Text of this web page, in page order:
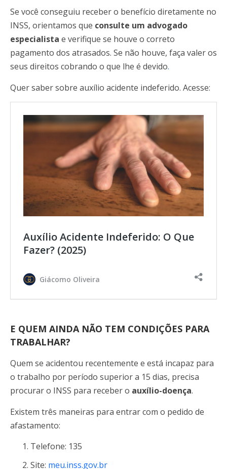
Se você conseguiu receber o benefício diretamente no
INSS, orientamos que consulte um advogado
especialista e verifique se houve o correto
pagamento dos atrasados. Se não houve, faça valer os
seus direitos cobrando o que lhe é devido.
Quer saber sobre auxílio acidente indeferido. Acesse:
Auxílio Acidente Indeferido: O Que
Fazer? (2025)
Giácomo Oliveira
E QUEM AINDA NÃO TEM CONDIÇÕES PARA
TRABALHAR?
Quem se acidentou recentemente e está incapaz para
o trabalho por período superior a 15 dias, precisa
procurar o INSS para receber o auxílio-doença.
Existem três maneiras para entrar com o pedido de
afastamento:
Telefone: 135
Site: meu.inss.gov.br